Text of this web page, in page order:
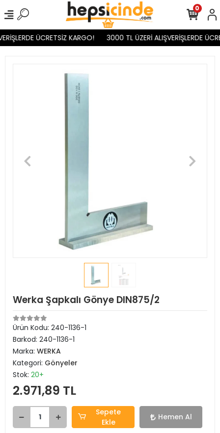
ÜCRETSİZ KARGO! 3000 TL ÜZERİ ALIŞVERİŞLERDE
0
Werka Şapkalı Gönye DIN875/2
Ürün Kodu: 240-1136-1
Barkod: 240-1136-1
Marka: WERKA
Kategori: Gönyeler
Stok: 20+
2.971,89 TL
Sepete
Ekle
Hemen Al